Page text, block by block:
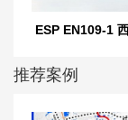
ESP EN109-1
推荐案例